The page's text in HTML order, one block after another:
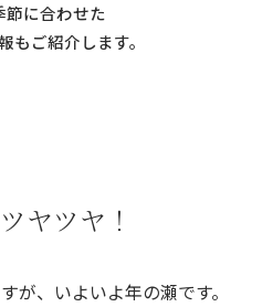
節に合わせた
もご紹介します。
ヤツヤ！
が、いよいよ年の瀬です。